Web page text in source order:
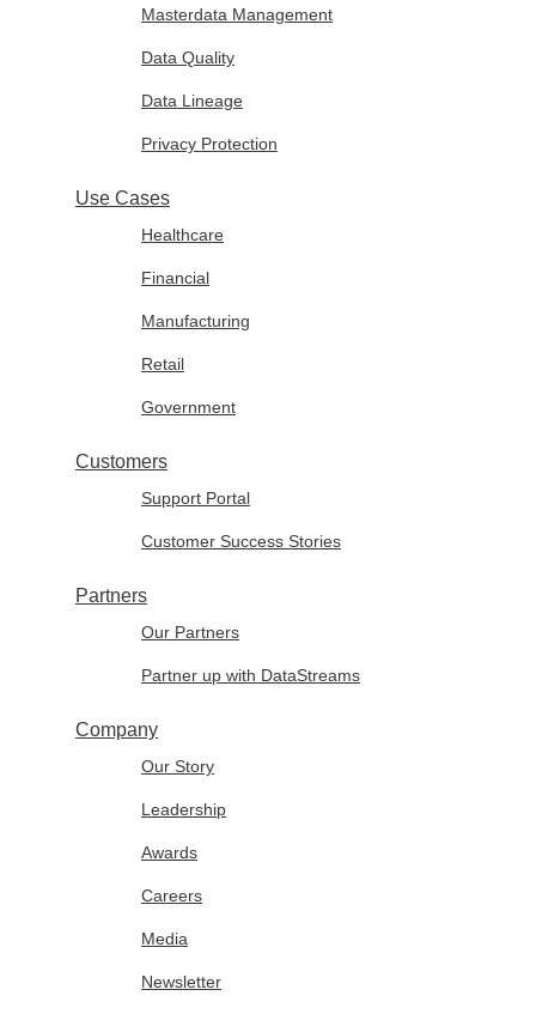
Masterdata Management
Data Quality
Data Lineage
Privacy Protection
Use Cases
Healthcare
Financial
Manufacturing
Retail
Government
Customers
Support Portal
Customer Success Stories
Partners
Our Partners
Partner up with DataStreams
Company
Our Story
Leadership
Awards
Careers
Media
Newsletter